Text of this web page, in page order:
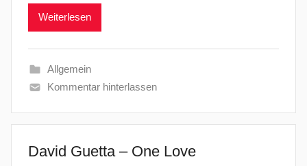
Weiterlesen
Allgemein
Kommentar hinterlassen
David Guetta – One Love